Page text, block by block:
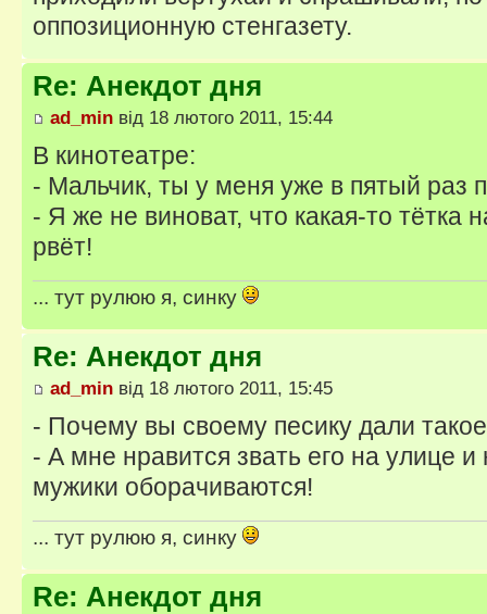
оппозиционную стенгазету.
Re: Анекдот дня
ad_min від 18 лютого 2011, 15:44
В кинотеатре:
- Мальчик, ты у меня уже в пятый раз
- Я же не виноват, что какая-то тётка
рвёт!
... тут рулюю я, синку
Re: Анекдот дня
ad_min від 18 лютого 2011, 15:45
- Почему вы своему песику дали
- А мне нравится звать его на улице и
мужики оборачиваются!
... тут рулюю я, синку
Re: Анекдот дня